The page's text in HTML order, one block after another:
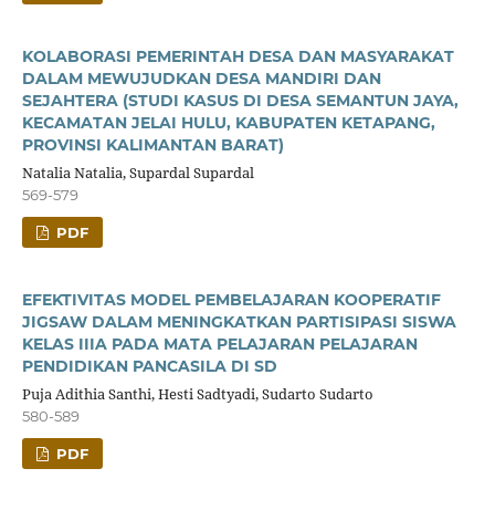
KOLABORASI PEMERINTAH DESA DAN MASYARAKAT
DALAM MEWUJUDKAN DESA MANDIRI DAN
SEJAHTERA (STUDI KASUS DI DESA SEMANTUN JAYA,
KECAMATAN JELAI HULU, KABUPATEN KETAPANG,
PROVINSI KALIMANTAN BARAT)
Natalia Natalia, Supardal Supardal
569-579
PDF
EFEKTIVITAS MODEL PEMBELAJARAN KOOPERATIF
JIGSAW DALAM MENINGKATKAN PARTISIPASI SISWA
KELAS IIIA PADA MATA PELAJARAN PELAJARAN
PENDIDIKAN PANCASILA DI SD
Puja Adithia Santhi, Hesti Sadtyadi, Sudarto Sudarto
580-589
PDF